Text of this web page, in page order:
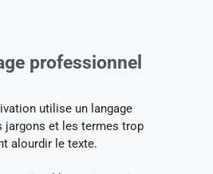
professionnel
utilise un langage
jargons et les termes trop
alourdir le texte.